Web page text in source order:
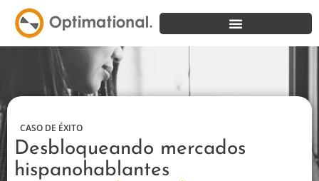
CASO DE ÉXITO
Desbloqueando mercados
hispanohablantes